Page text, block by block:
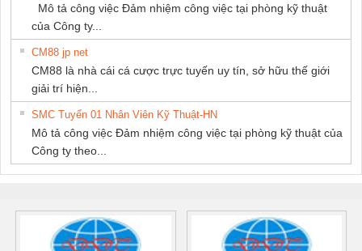
Mô tả công việc Đảm nhiệm công việc tại phòng kỹ thuật
của Công ty...
CM88 jp net
CM88 là nhà cái cá cược trực tuyến uy tín, sở hữu thế giới
giải trí hiện...
SMC Tuyển 01 Nhân Viên Kỹ Thuật-HN
Mô tả công việc Đảm nhiệm công việc tại phòng kỹ thuật của
Công ty theo...